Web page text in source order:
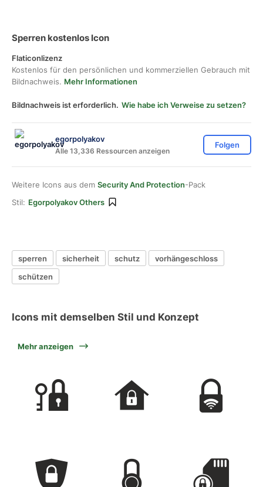
Sperren kostenlos Icon
Flaticonlizenz
Kostenlos für den persönlichen und kommerziellen Gebrauch mit
Bildnachweis. Mehr Informationen
Bildnachweis ist erforderlich. Wie habe ich Verweise zu setzen?
egorpolyakov
Alle 13,336 Ressourcen anzeigen
Folgen
Weitere Icons aus dem Security And Protection-Pack
Stil: Egorpolyakov Others
sperren sicherheit schutz
vorhängeschloss
schützen
Icons mit demselben Stil und Konzept
Mehr anzeigen